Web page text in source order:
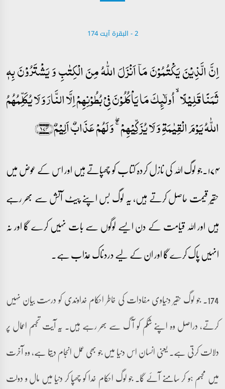
2 - ‎البقرة آیت 174
اِنَّ الَّذِیۡنَ یَکۡتُمُوۡنَ مَاۤ اَنۡزَلَ اللّٰہُ مِنَ الۡکِتٰبِ وَ یَشۡتَرُوۡنَ بِہٖ
ثَمَنًا قَلِیۡلًا ۙ اُولٰٓئِکَ مَا یَاۡکُلُوۡنَ فِیۡ بُطُوۡنِہِمۡ اِلَّا النَّارَ وَ لَا یُکَلِّمُہُمُ
اللّٰہُ یَوۡمَ الۡقِیٰمَۃِ وَ لَا یُزَکِّیۡہِمۡ ۚۖ وَ لَہُمۡ عَذَابٌ اَلِیۡمٌ﴿۱۷۴﴾
۱۷۴۔جو لوگ اللہ کی نازل کردہ کتاب کو چھپاتے ہیں اور اس کے عوض میں
حقیر قیمت حاصل کرتے ہیں، یہ لوگ بس اپنے پیٹ آتش سے بھر رہے
ہیں اور اللہ قیامت کے دن ایسے لوگوں سے بات نہیں کرے گا اور نہ
انہیں پاک کرے گا اور ان کے لیے دردناک عذاب ہے۔
174۔ جو لوگ حقیر دنیاوی مفادات کی خاطر احکام خداوندی کو درست بیان نہیں
کرتے، دراصل وہ اپنے شکم کو آگ سے بھر رہے ہیں۔ یہ آیت تجسم اعمال پر
دلالت کرتی ہے۔ یعنی انسان اس دنیا میں جو بھی عمل انجام دیتا ہے، وہ آخرت
میں مجسم ہو کر سامنے آئے گا۔ جو لوگ احکام خدا کو چھپا کر دنیا میں مال و دولت